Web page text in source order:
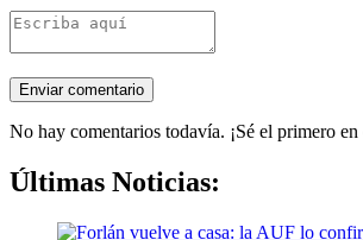
No hay comentarios todavía. ¡Sé el primero
Últimas Noticias: